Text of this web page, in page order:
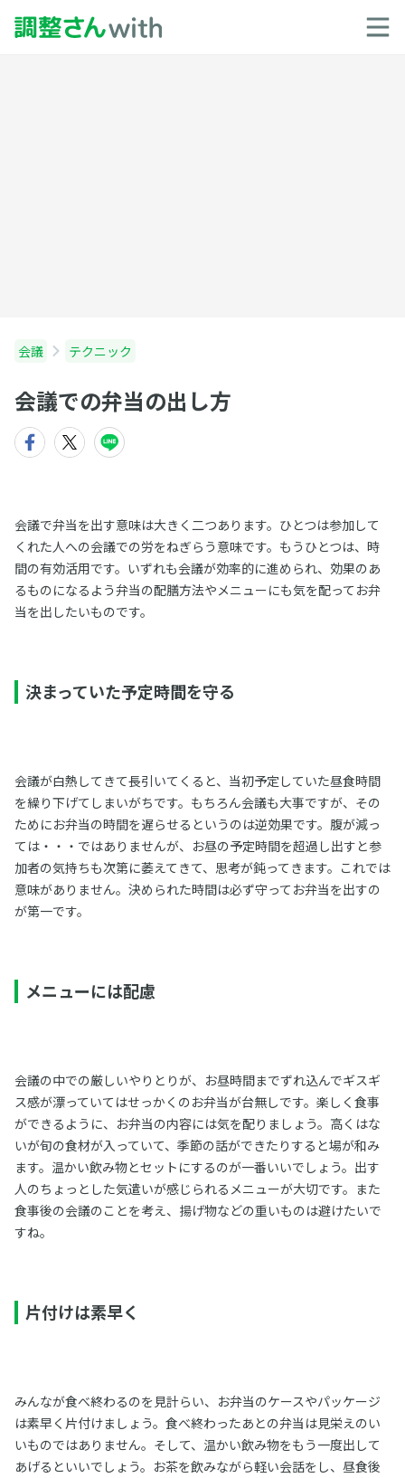
会議 テクニック
会議での弁当の出し方
会議で弁当を出す意味は大きく二つあります。ひとつは参加して
くれた人への会議での労をねぎらう意味です。もうひとつは、時
間の有効活用です。いずれも会議が効率的に進められ、効果のあ
るものになるよう弁当の配膳方法やメニューにも気を配ってお弁
当を出したいものです。
決まっていた予定時間を守る
会議が白熱してきて長引いてくると、当初予定していた昼食時間
を繰り下げてしまいがちです。もちろん会議も大事ですが、その
ためにお弁当の時間を遅らせるというのは逆効果です。腹が減っ
ては・・・ではありませんが、お昼の予定時間を超過し出すと参
加者の気持ちも次第に萎えてきて、思考が鈍ってきます。これでは
意味がありません。決められた時間は必ず守ってお弁当を出すの
が第一です。
メニューには配慮
会議の中での厳しいやりとりが、お昼時間までずれ込んでギスギ
ス感が漂っていてはせっかくのお弁当が台無しです。楽しく食事
ができるように、お弁当の内容には気を配りましょう。高くはな
いが旬の食材が入っていて、季節の話ができたりすると場が和み
ます。温かい飲み物とセットにするのが一番いいでしょう。出す
人のちょっとした気遣いが感じられるメニューが大切です。また
食事後の会議のことを考え、揚げ物などの重いものは避けたいで
すね。
片付けは素早く
みんなが食べ終わるのを見計らい、お弁当のケースやパッケージ
は素早く片付けましょう。食べ終わったあとの弁当は見栄えのい
いものではありません。そして、温かい飲み物をもう一度出して
あげるといいでしょう。お茶を飲みながら軽い会話をし、昼食後